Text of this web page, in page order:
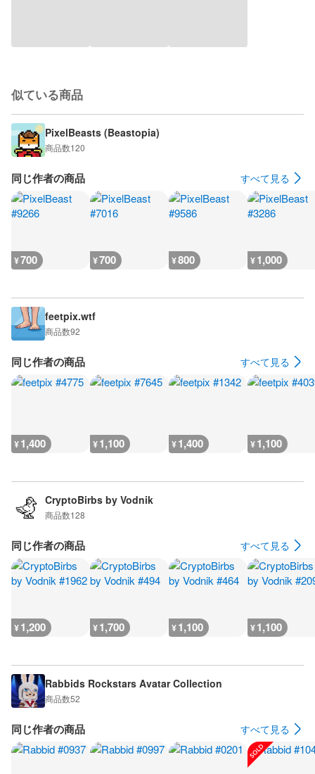
似ている商品
PixelBeasts (Beastopia)
商品数120
同じ作者の商品 すべて見る
¥700 ¥700 ¥800 ¥1,000
feetpix.wtf
商品数92
同じ作者の商品 すべて見る
¥1,400 ¥1,100 ¥1,400 ¥1,100
CryptoBirbs by Vodnik
商品数128
同じ作者の商品 すべて見る
¥1,200 ¥1,700 ¥1,100 ¥1,100
Rabbids Rockstars Avatar Collection
商品数52
同じ作者の商品 すべて見る